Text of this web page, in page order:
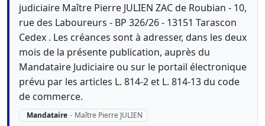
judiciaire Maître Pierre JULIEN ZAC de Roubian - 10,
rue des Laboureurs - BP 326/26 - 13151 Tarascon
Cedex . Les créances sont à adresser, dans les deux
mois de la présente publication, auprès du
Mandataire Judiciaire ou sur le portail électronique
prévu par les articles L. 814-2 et L. 814-13 du code
de commerce.
Mandataire - Maître Pierre JULIEN